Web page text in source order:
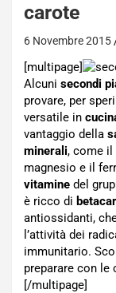
carote
6 Novembre 2015
[multipage]
Alcuni secondi
provare, per
versatile in
vantaggio della
minerali, come
magnesio e il
vitamine del
è ricco di
antiossidanti,
l’attività dei
immunitario.
preparare con le
[/multipage]